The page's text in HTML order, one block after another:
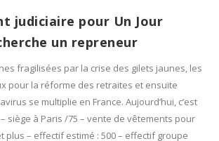
judiciaire pour Un Jour
un repreneur
fragilisées par la crise des gilets jaunes, les
pour la réforme des retraites et ensuite
se multiplie en France. Aujourd’hui, c’est
– siège à Paris /75 – vente de vêtements pour
plus – effectif estimé : 500 – effectif groupe